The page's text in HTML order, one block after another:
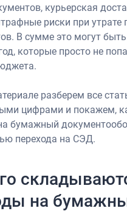
курьерская
риски при утрате
В сумме это могут
которые просто не
разберем все
цифрами и покажем,
бумажный
перехода на СЭД.
на